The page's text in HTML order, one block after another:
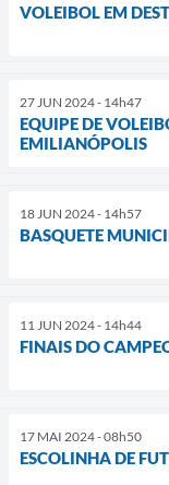
VOLEIBOL EM
27 JUN 2024 - 14h47
EQUIPE DE
EMILIANÓPOLIS
18 JUN 2024 - 14h57
BASQUETE
11 JUN 2024 - 14h44
FINAIS DO
17 MAI 2024 - 08h50
ESCOLINHA DE